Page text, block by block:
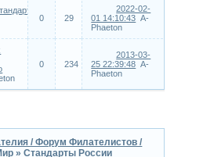
0 29
2022-02-
01 14:10:43 A-
Phaeton
0 234
2013-03-
25 22:39:48 A-
Phaeton
/ Форум Филателистов /
»Стандарты России